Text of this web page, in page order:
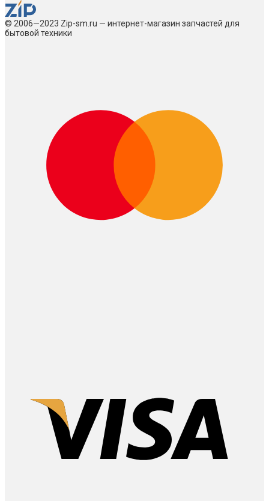
© 2006—2023 Zip-sm.ru — интернет-магазин запчастей для
бытовой техники